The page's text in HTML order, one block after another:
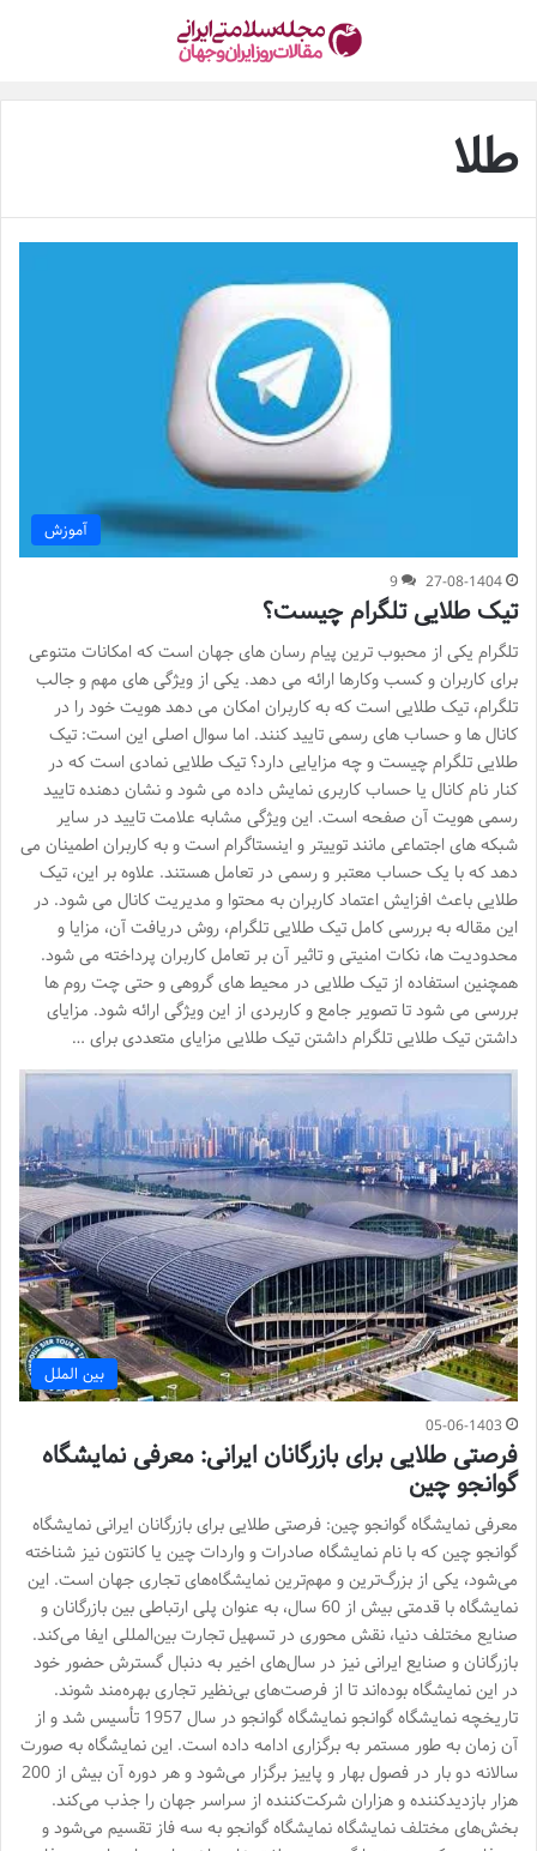
طلا
آموزش
27-08-1404
9
تیک طلایی تلگرام چیست؟
تلگرام یکی از محبوب ترین پیام رسان های جهان است که امکانات متنوعی
برای کاربران و کسب وکارها ارائه می دهد. یکی از ویژگی های مهم و جالب
تلگرام، تیک طلایی است که به کاربران امکان می دهد هویت خود را در
کانال ها و حساب های رسمی تایید کنند. اما سوال اصلی این است: تیک
طلایی تلگرام چیست و چه مزایایی دارد؟ تیک طلایی نمادی است که در
کنار نام کانال یا حساب کاربری نمایش داده می شود و نشان دهنده تایید
رسمی هویت آن صفحه است. این ویژگی مشابه علامت تایید در سایر
شبکه های اجتماعی مانند توییتر و اینستاگرام است و به کاربران اطمینان می
دهد که با یک حساب معتبر و رسمی در تعامل هستند. علاوه بر این، تیک
طلایی باعث افزایش اعتماد کاربران به محتوا و مدیریت کانال می شود. در
این مقاله به بررسی کامل تیک طلایی تلگرام، روش دریافت آن، مزایا و
محدودیت ها، نکات امنیتی و تاثیر آن بر تعامل کاربران پرداخته می شود.
همچنین استفاده از تیک طلایی در محیط های گروهی و حتی چت روم ها
بررسی می شود تا تصویر جامع و کاربردی از این ویژگی ارائه شود. مزایای
داشتن تیک طلایی تلگرام داشتن تیک طلایی مزایای متعددی برای …
بین الملل
05-06-1403
فرصتی طلایی برای بازرگانان ایرانی: معرفی نمایشگاه
گوانجو چین
معرفی نمایشگاه گوانجو چین: فرصتی طلایی برای بازرگانان ایرانی نمایشگاه
گوانجو چین که با نام نمایشگاه صادرات و واردات چین یا کانتون نیز شناخته
می‌شود، یکی از بزرگ‌ترین و مهم‌ترین نمایشگاه‌های تجاری جهان است. این
نمایشگاه با قدمتی بیش از 60 سال، به عنوان پلی ارتباطی بین بازرگانان و
صنایع مختلف دنیا، نقش محوری در تسهیل تجارت بین‌المللی ایفا می‌کند.
بازرگانان و صنایع ایرانی نیز در سال‌های اخیر به دنبال گسترش حضور خود
در این نمایشگاه بوده‌اند تا از فرصت‌های بی‌نظیر تجاری بهره‌مند شوند.
تاریخچه نمایشگاه گوانجو نمایشگاه گوانجو در سال 1957 تأسیس شد و از
آن زمان به طور مستمر به برگزاری ادامه داده است. این نمایشگاه به صورت
سالانه دو بار در فصول بهار و پاییز برگزار می‌شود و هر دوره آن بیش از 200
هزار بازدیدکننده و هزاران شرکت‌کننده از سراسر جهان را جذب می‌کند.
بخش‌های مختلف نمایشگاه نمایشگاه گوانجو به سه فاز تقسیم می‌شود و